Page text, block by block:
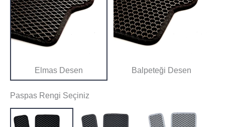
Elmas Desen Balpeteği Desen
Paspas Rengi Seçiniz